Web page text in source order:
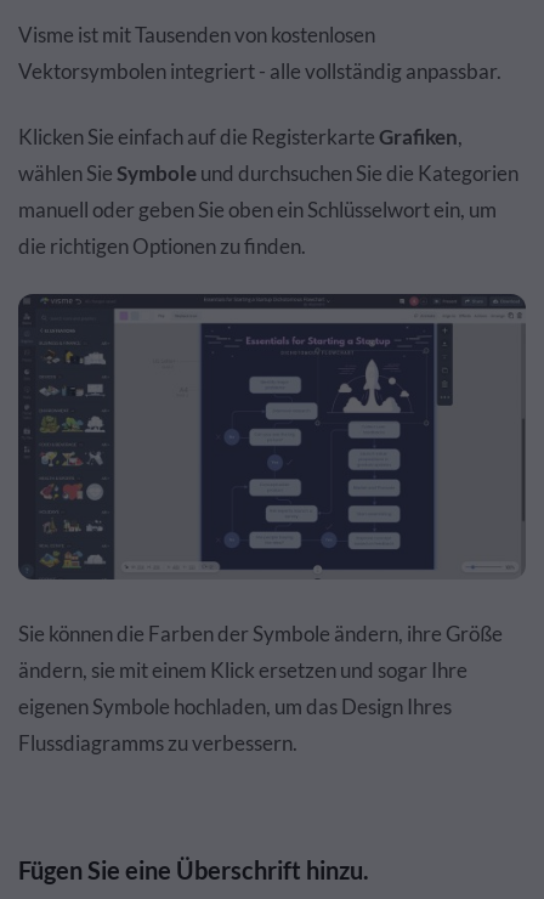
Visme ist mit Tausenden von kostenlosen
Vektorsymbolen integriert - alle vollständig anpassbar.
Klicken Sie einfach auf die RegisterkarteGrafiken,
wählen SieSymboleund durchsuchen Sie die Kategorien
manuell oder geben Sie oben ein Schlüsselwort ein, um
die richtigen Optionen zu finden.
Sie können die Farben der Symbole ändern, ihre Größe
ändern, sie mit einem Klick ersetzen und sogar Ihre
eigenen Symbole hochladen, um das Design Ihres
Flussdiagramms zu verbessern.
Fügen Sie eine Überschrift hinzu.